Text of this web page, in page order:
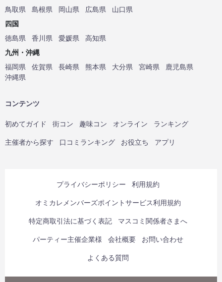
鳥取県
島根県 岡山県 広島県
山口県
四国
徳島県
香川県 愛媛県
高知県
九州・沖縄
福岡県
佐賀県 長崎県 熊本県 大分県 宮崎県
鹿児島県
沖縄県
コンテンツ
初めてガイド 街コン 趣味コン オンライン ランキング
主催者から探す 口コミランキング お役立ち アプリ
プライバシーポリシー 利用規約
オミカレメンバーズポイントサービス利用規約
特定商取引法に基づく表記 マスコミ関係者さまへ
パーティー主催企業様 会社概要 お問い合わせ
よくある質問